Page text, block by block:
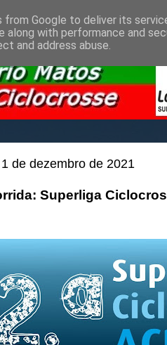
de dezembro de 2021
Superliga
Google to deliver its
along with performance and
and address abuse.